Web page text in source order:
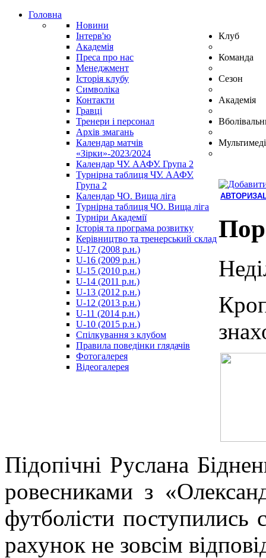
Головна
Новини
Інтерв'ю
Академія
Преса про нас
Клуб
Менеджмент
Історія клубу
Символіка
Контакти
Команда
Гравці
Тренери і персонал
Архів змагань
Сезон
Календар матчів
«Зірки»-2023/2024
Календар ЧУ. ААФУ. Група 2
Турнірна таблиця ЧУ. ААФУ.
Група 2
Календар ЧО. Вища ліга
Турнірна таблиця ЧО. Вища ліга
Академія
Турніри Академії
Історія та програма розвитку
Керівництво та тренерський склад
U-17 (2008 р.н.)
U-16 (2009 р.н.)
U-15 (2010 р.н.)
U-14 (2011 р.н.)
U-13 (2012 р.н.)
U-12 (2013 р.н.)
U-11 (2014 р.н.)
U-10 (2015 р.н.)
Спілкування з клубом
Правила поведінки глядачів
Фотогалерея
Відеогалерея
Підопічні Руслана
ровесниками з
футболісти
рахунок не зовсім